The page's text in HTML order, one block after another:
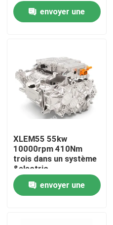
d'entraînement de
XLEM 10Kw 120Nm
3800rpm
envoyer une
XLEM55 55kw
10000rpm 410Nm
trois dans un système
&electric
d'entraînement
d'entraînement de
système New Energy
envoyer une